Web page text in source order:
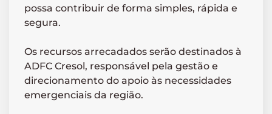
possa contribuir de forma simples, rápida e
segura.
Os recursos arrecadados serão destinados à
ADFC Cresol, responsável pela gestão e
direcionamento do apoio às necessidades
emergenciais da região.